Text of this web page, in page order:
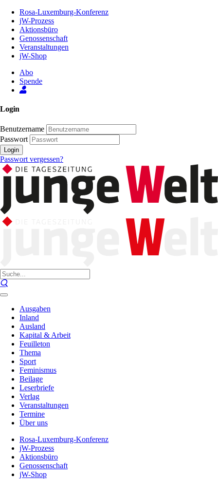
Inhalt
Seite
Rosa-Luxemburg-Konferenz
jW-Prozess
Aktionsbüro
Genossenschaft
Veranstaltungen
jW-Shop
Abo
Spende
Login
Benutzername
Passwort
Login
Passwort vergessen?
Ausgaben
Inland
Ausland
Kapital & Arbeit
Feuilleton
Thema
Sport
Feminismus
Beilage
Leserbriefe
Verlag
Veranstaltungen
Termine
Über uns
Rosa-Luxemburg-Konferenz
jW-Prozess
Aktionsbüro
Genossenschaft
jW-Shop